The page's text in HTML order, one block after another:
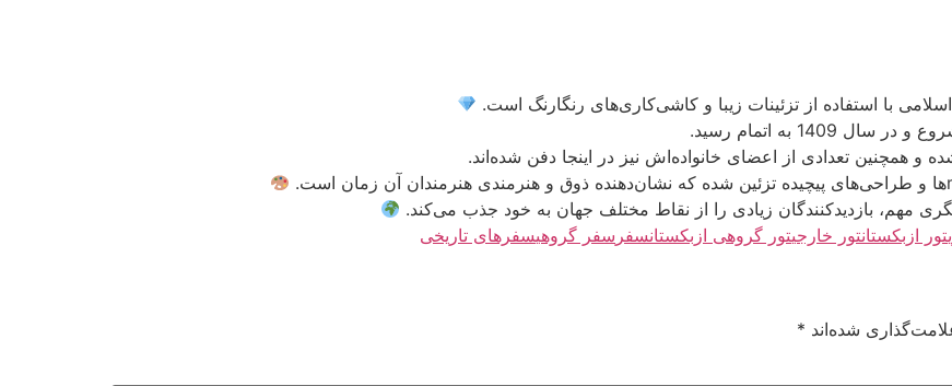
با استفاده از تزئینات زیبا و کاشی‌کاری‌های رنگارنگ است.
همچنین تعدادی از اعضای خانواده‌اش نیز در اینجا دفن شده‌اند.
مهم، بازدیدکنندگان زیادی را از نقاط مختلف جهان به خود جذب می‌کند.
تور ازبکستانتور خارجیتور گروهی ازبکستانسفر سفر گروهیسفرهای تاریخی
شده‌اند *